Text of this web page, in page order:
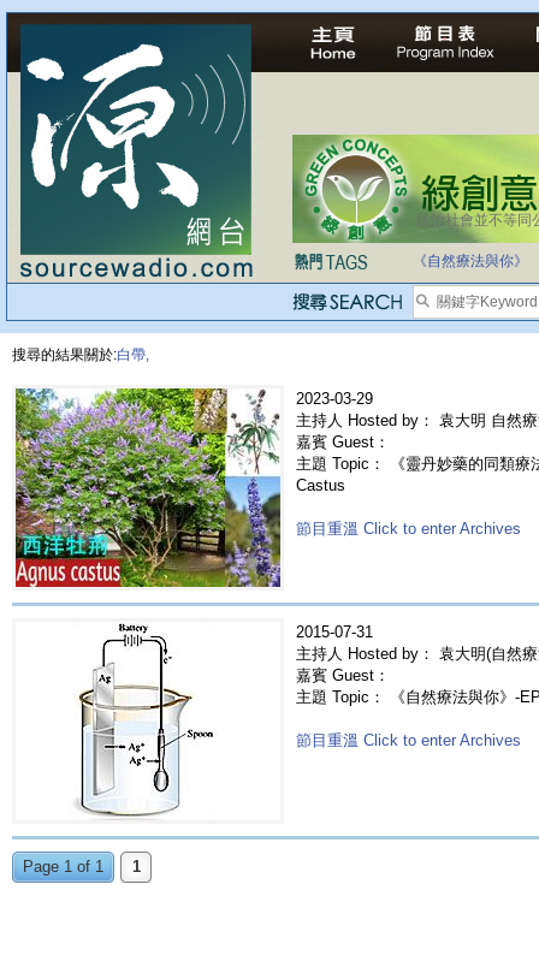
法治社會並不等同
《自然療法與你》
搜尋的結果關於:白帶,
2023-03-29
主持人 Hosted by： 袁大明 自然
嘉賓 Guest：
主題 Topic： 《靈丹妙藥的同類
Castus
節目重溫 Click to enter Archives
2015-07-31
主持人 Hosted by： 袁大明(自然
嘉賓 Guest：
主題 Topic： 《自然療法與你》-
節目重溫 Click to enter Archives
Page 1 of 1 1